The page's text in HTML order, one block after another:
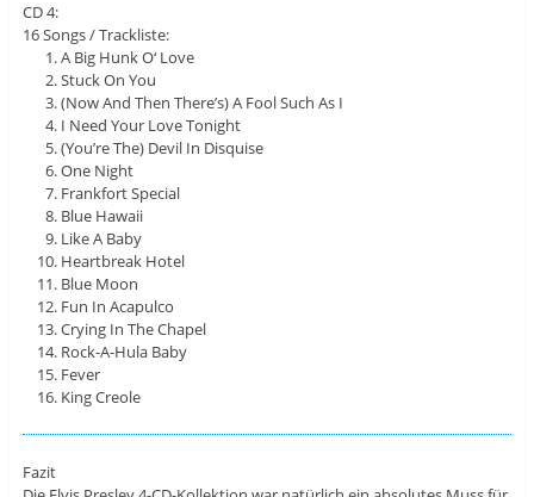
CD 4:
16 Songs / Trackliste:
A Big Hunk O‘ Love
Stuck On You
(Now And Then There’s) A Fool Such As I
I Need Your Love Tonight
(You’re The) Devil In Disquise
One Night
Frankfort Special
Blue Hawaii
Like A Baby
Heartbreak Hotel
Blue Moon
Fun In Acapulco
Crying In The Chapel
Rock-A-Hula Baby
Fever
King Creole
Fazit